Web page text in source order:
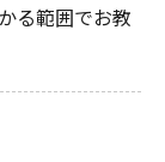
る範囲でお教